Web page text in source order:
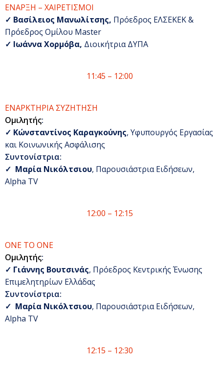
ΕΝΑΡΞΗ – ΧΑΙΡΕΤΙΣΜΟΙ
✓ Βασίλειος Μανωλίτσης, Πρόεδρος ΕΛΣΕΚΕΚ &
Πρόεδρος Ομίλου Master
✓ Ιωάννα Χορμόβα, Διοικήτρια ΔΥΠΑ
11:45 – 12:00
ΕΝΑΡΚΤΗΡΙΑ ΣΥΖΗΤΗΣΗ
Ομιλητής:
✓ Κώνσταντίνος Καραγκούνης, Υφυπουργός Εργασίας
και Κοινωνικής Ασφάλισης
Συντονίστρια:
✓ Μαρία Νικόλτσιου, Παρουσιάστρια Ειδήσεων,
Alpha TV
12:00 – 12:15
ΟΝΕ ΤΟ ΟΝΕ
Ομιλητής:
✓ Γιάννης Βουτσινάς, Πρόεδρος Κεντρικής Ένωσης
Επιμελητηρίων Ελλάδας
Συντονίστρια:
✓ Μαρία Νικόλτσιου, Παρουσιάστρια Ειδήσεων,
Alpha TV
12:15 – 12:30